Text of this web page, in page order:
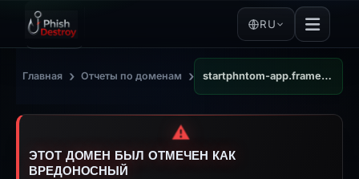
RU
Главная › Отчеты по доменам › startphntom-app.framer.ai
⚠️
ЭТОТ ДОМЕН БЫЛ ОТМЕЧЕН КАК
ВРЕДОНОСНЫЙ